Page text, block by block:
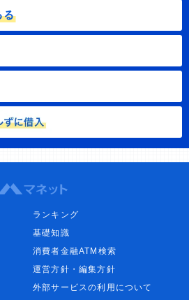
ランキング
基礎知識
消費者金融ATM検索
運営方針・編集方針
外部サービスの利用について